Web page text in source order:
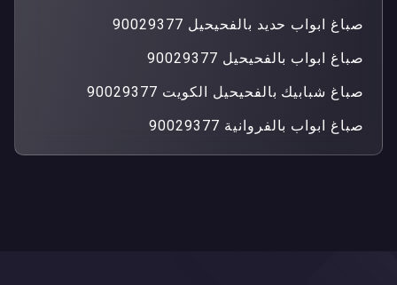
صباغ ابواب حديد بالفحيحيل 90029377
صباغ ابواب بالفحيحيل 90029377
صباغ شبابيك بالفحيحيل الكويت 90029377
صباغ ابواب بالفروانية 90029377